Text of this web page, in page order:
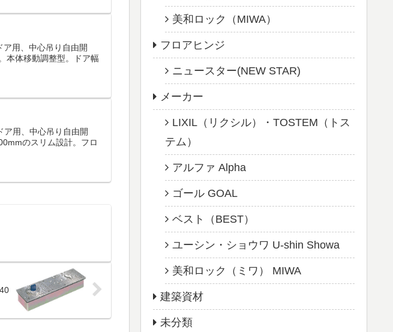
用、中心吊り自由開
本体移動調整型。ドア幅
ア用、中心吊り自由開
のスリム設計。フロ
美和ロック（MIWA）
フロアヒンジ
ニュースター(NEW STAR)
メーカー
LIXIL（リクシル）・TOSTEM（トス
テム）
アルファ Alpha
ゴール GOAL
ベスト（BEST）
ユーシン・ショウワ U-shin Showa
美和ロック（ミワ） MIWA
建築資材
未分類